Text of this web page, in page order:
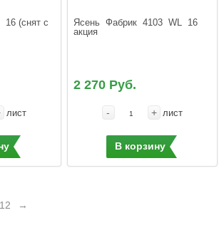
16 (снят с
лист
Ясень  Фабрик  4103  WL  16
акция
2 270 Руб.
- + лист
В корзину
12 →